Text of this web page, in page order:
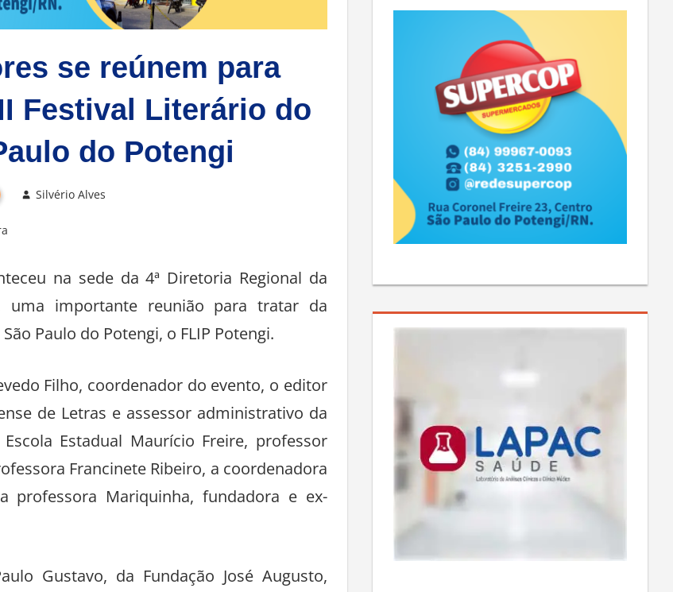
se reúnem para
Festival Literário do
do Potengi
Silvério Alves
na sede da 4ª Diretoria Regional da
uma importante reunião para tratar da
Paulo do Potengi, o FLIP Potengi.
Filho, coordenador do evento, o editor
de Letras e assessor administrativo da
Estadual Maurício Freire, professor
Francinete Ribeiro, a coordenadora
professora Mariquinha, fundadora e ex-
Gustavo, da Fundação José Augusto,